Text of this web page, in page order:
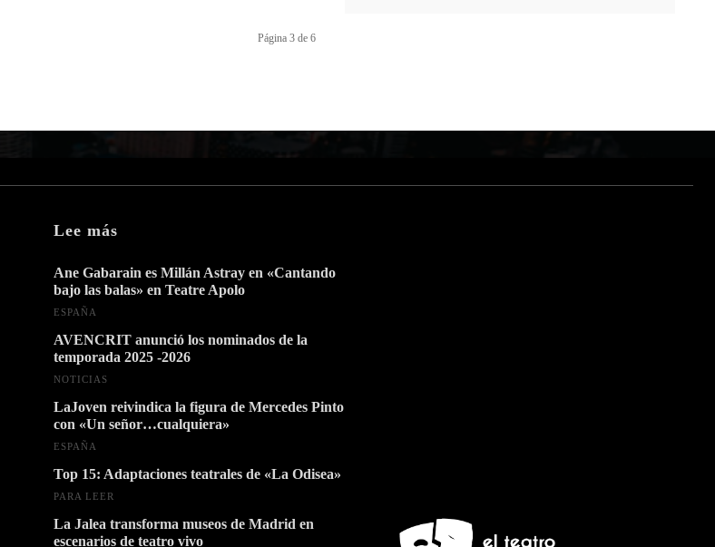
Página 3 de 6
Lee más
Ane Gabarain es Millán Astray en «Cantando
bajo las balas» en Teatre Apolo
ESPAÑA
AVENCRIT anunció los nominados de la
temporada 2025 -2026
NOTICIAS
LaJoven reivindica la figura de Mercedes Pinto
con «Un señor…cualquiera»
ESPAÑA
Top 15: Adaptaciones teatrales de «La Odisea»
PARA LEER
La Jalea transforma museos de Madrid en
escenarios de teatro vivo